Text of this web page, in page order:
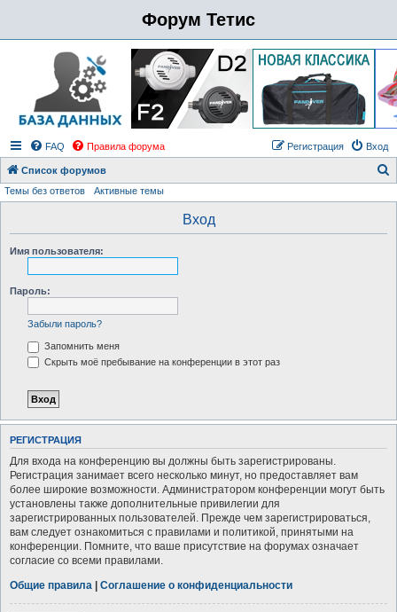
Форум Тетис
FAQ Правила форума Вход
Регистрация
Список форумов
Темы без ответов Активные темы
Вход
Имя пользователя:
Пароль:
Забыли пароль?
Запомнить меня
Скрыть моё пребывание на конференции в этот раз
РЕГИСТРАЦИЯ
Для входа на конференцию вы должны быть зарегистрированы.
Регистрация занимает всего несколько минут, но предоставляет вам
более широкие возможности. Администратором конференции могут быть
установлены также дополнительные привилегии для
зарегистрированных пользователей. Прежде чем зарегистрироваться,
вам следует ознакомиться с правилами и политикой, принятыми на
конференции. Помните, что ваше присутствие на форумах означает
согласие со всеми правилами.
Общие правила | Соглашение о конфиденциальности